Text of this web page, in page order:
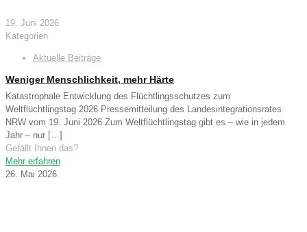
19. Juni 2026
Kategorien
Aktuelle Beiträge
Weniger Menschlichkeit, mehr Härte
Katastrophale Entwicklung des Flüchtlingsschutzes zum
Weltflüchtlingstag 2026 Pressemitteilung des Landesintegrationsrates
NRW vom 19. Juni 2026 Zum Weltflüchtlingstag gibt es – wie in jedem
Jahr – nur […]
Gefällt Ihnen das?
Mehr erfahren
26. Mai 2026